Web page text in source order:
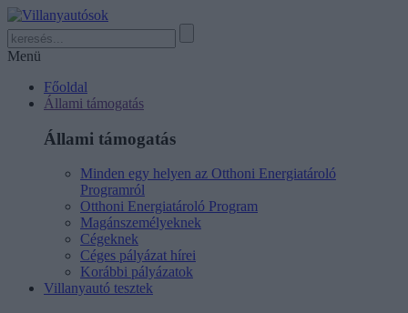
Menü
Főoldal
Állami támogatás
Állami támogatás
Minden egy helyen az Otthoni Energiatároló
Programról
Otthoni Energiatároló Program
Magánszemélyeknek
Cégeknek
Céges pályázat hírei
Korábbi pályázatok
Villanyautó tesztek